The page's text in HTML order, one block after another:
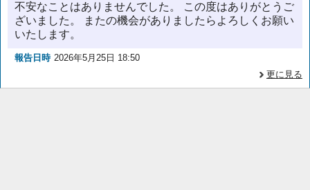
不安なことはありませんでした。 この度はありがとうご
ざいました。 またの機会がありましたらよろしくお願い
いたします。
報告日時 2026年5月25日 18:50
更に見る